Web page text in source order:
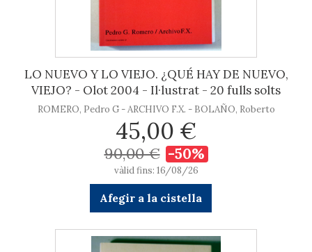
LO NUEVO Y LO VIEJO. ¿QUÉ HAY DE NUEVO,
VIEJO? - Olot 2004 - Il·lustrat - 20 fulls solts
ROMERO, Pedro G - ARCHIVO F.X. - BOLAÑO, Roberto
45,00 €
90,00 € -50%
vàlid fins: 16/08/26
Afegir a la cistella